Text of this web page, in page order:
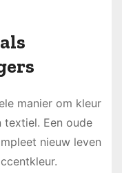
manier om kleur
textiel. Een oude
nieuw leven